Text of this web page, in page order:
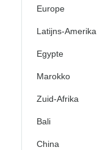
Europe
Latijns-Amerika
Egypte
Marokko
Zuid-Afrika
Bali
China